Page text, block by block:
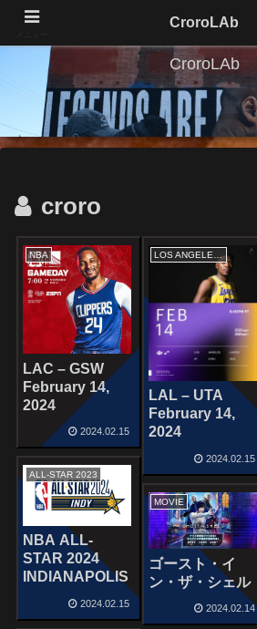
CroroLAb
croro
NBA
LAC – GSW
February 14,
2024
2024.02.15
LOS ANGELES LAKERS
LAL – UTA
February 14,
2024
2024.02.15
ALL-STAR 2023
NBA ALL-
STAR 2024
INDIANAPOLIS
2024.02.15
MOVIE
ゴースト・イ
ン・ザ・シェル
2024.02.14
CroroLAb